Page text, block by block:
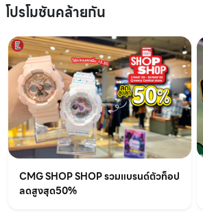
โปรโมชันคล้ายกัน
CMG SHOP SHOP รวมแบรนด์ตัวท็อป
ลดสูงสุด50%